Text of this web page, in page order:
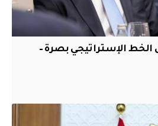
الإستراتيجي بصرة –